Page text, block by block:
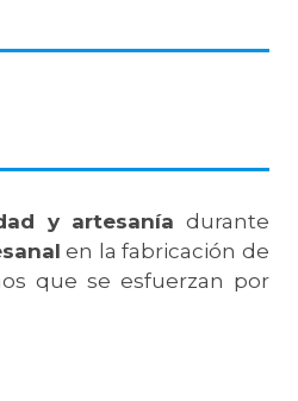
y artesanía durante
en la fabricación de
que se esfuerzan por